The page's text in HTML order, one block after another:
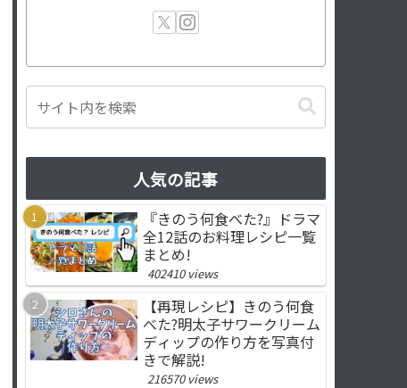
人気の記事
『きのう何食べた?』ドラマ
全12話のお料理レシピ一覧
まとめ!
402410 views
【再現レシピ】きのう何食
べた?明太子サワークリーム
ディップの作り方を写真付
きで解説!
216570 views